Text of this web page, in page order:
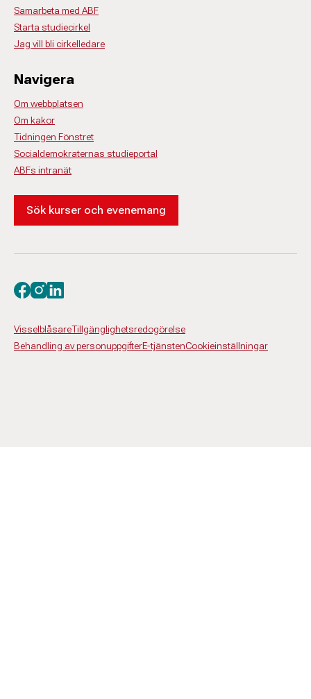
Samarbeta med ABF
Starta studiecirkel
Jag vill bli cirkelledare
Navigera
Om webbplatsen
Om kakor
Tidningen Fönstret
Socialdemokraternas studieportal
ABFs intranät
Sök kurser och evenemang
VisselblåsareTillgänglighetsredogörelse
Behandling av personuppgifterE-tjänstenCookieinställningar
Besök oss på facebook
Besök oss på instagram
Besök oss på linkedin